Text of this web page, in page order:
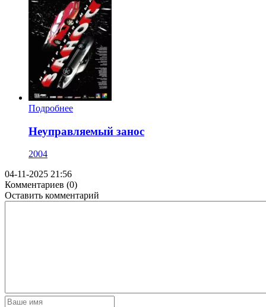
Подробнее
Неуправляемый занос
2004
04-11-2025 21:56
Комментариев (0)
Оставить комментарий